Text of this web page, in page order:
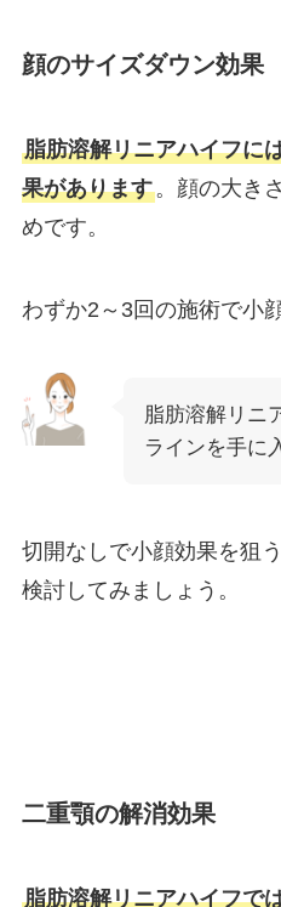
顔のサイズダウン効果
脂肪溶解リニアハイフに
果があります。顔の大き
めです。
わずか2～3回の施術で小
脂肪溶解リニ
ラインを手に
切開なしで小顔効果を狙
検討してみましょう。
二重顎の解消効果
脂肪溶解リニアハイフで